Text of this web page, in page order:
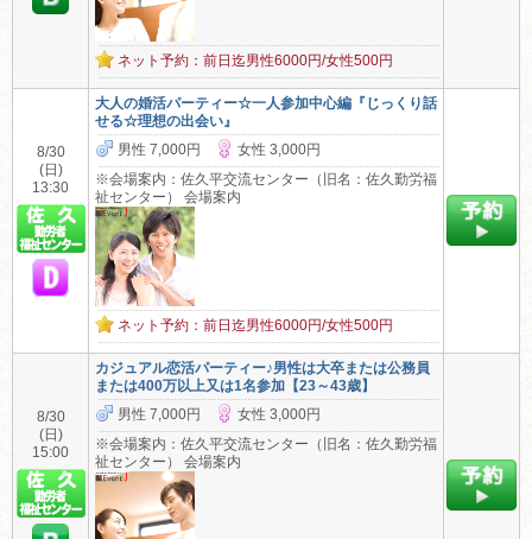
ネット予約：前日迄男性6000円/女性500円
8/30
(日)
13:30
大人の婚活パーティー☆一人参加中心編『じっくり話
せる☆理想の出会い』
男性 7,000円
女性 3,000円
※会場案内：佐久平交流センター（旧名：佐久勤労福
祉センター） 会場案内
ネット予約：前日迄男性6000円/女性500円
8/30
(日)
15:00
カジュアル恋活パーティー♪男性は大卒または公務員
または400万以上又は1名参加【23～43歳】
男性 7,000円
女性 3,000円
※会場案内：佐久平交流センター（旧名：佐久勤労福
祉センター） 会場案内